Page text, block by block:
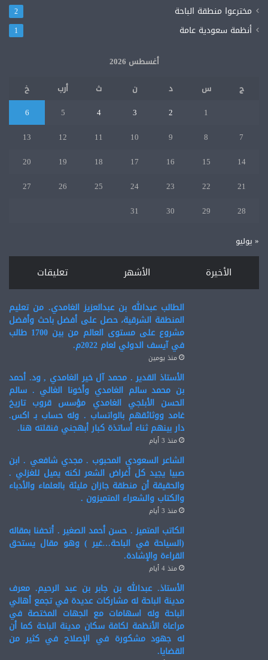
مخترعوا منطقة الباحة 2
أنظمة سعودية عامة 1
أغسطس 2026
ج
س د ن ث أرب
خ
1
2
3
4
5
6
7
8
9
10
11
12
13
14
15
16
17
18
19
20
21
22
23
24
25
26
27
28
29
30
31
« يوليو
الأخيرة الأشهر تعليقات
الطالب عبدالله بن عبدالعزيز الغامدي. من تعليم
المنطقة الشرقية، حصل على أفضل باحث وأفضل
مشروع على مستوى العالم من بين 1700 طالب
في آيسف الدولي لعام 2022م.
منذ يومين
الأستاذ القدير . محمد آل خير الغامدي , ود. أحمد
بن محمد سالم الغامدي وأخونا الغالي . سالم
الحسن الأبلجي الغامدي مؤسس قروب تاريخ
غامد ووثائقهم بالواتساب . وله حساب بـ اكس.
دار بينهم ثناء أساتذة كبار أبهجني فنقلته هنا.
منذ 3 أيام
الشاعر السعودي المحبوب . مجدي شافعي . ابن
صبيا يجيد كل أغراض الشعر لكنه يميل للغزلي .
والحقيقة أن منطقة جازان مليئة بالعلماء والأدباء
والكتاب والشعراء المتميزون .
منذ 3 أيام
الكاتب المتميز . حسن أحمد الصغير . أتحفنا بمقاله
(السياحة في الباحة…غير ) وهو مقال يستحق
القراءة والإشادة.
منذ 4 أيام
الأستاذ. عبدالله بن جابر بن عبد الرحيم. معرف
مدينة الباحة له مشاركات عديدة في تجمع أهالي
الباحة وله اسهامات مع الجهات المختصة في
مراعاة الأنظمة لكافة سكان مدينة الباحة كما أن
له جهود مشكورة في الإصلاح في كثير من
القضايا.